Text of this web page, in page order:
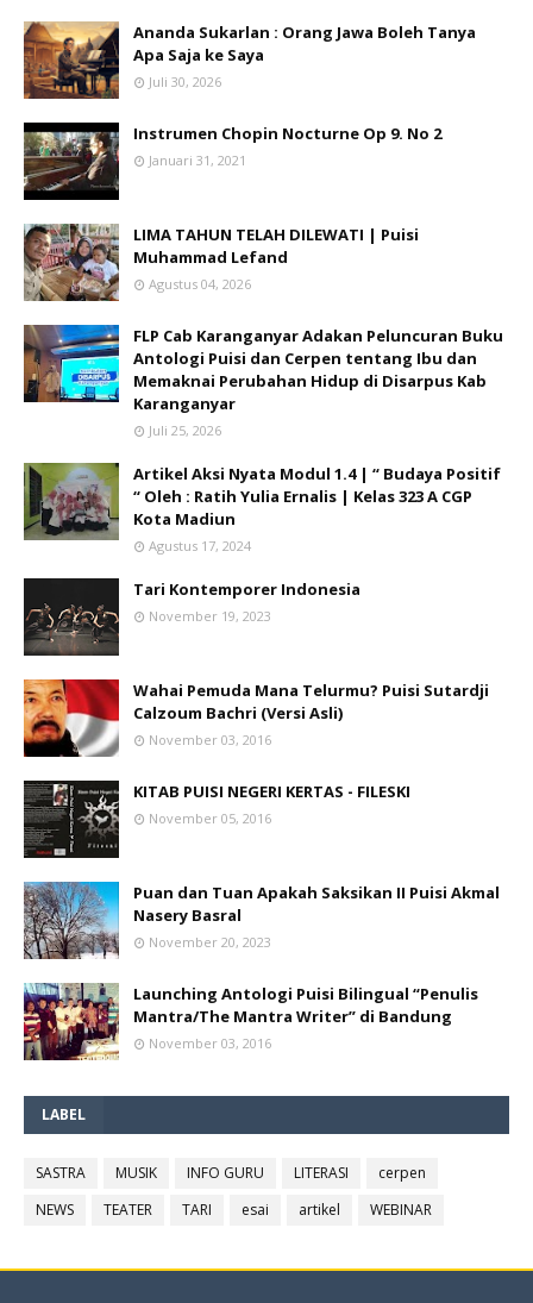
Ananda Sukarlan : Orang Jawa Boleh Tanya
Apa Saja ke Saya
Juli 30, 2026
Instrumen Chopin Nocturne Op 9. No 2
Januari 31, 2021
LIMA TAHUN TELAH DILEWATI | Puisi
Muhammad Lefand
Agustus 04, 2026
FLP Cab Karanganyar Adakan Peluncuran Buku
Antologi Puisi dan Cerpen tentang Ibu dan
Memaknai Perubahan Hidup di Disarpus Kab
Karanganyar
Juli 25, 2026
Artikel Aksi Nyata Modul 1.4 | “ Budaya Positif
“ Oleh : Ratih Yulia Ernalis | Kelas 323 A CGP
Kota Madiun
Agustus 17, 2024
Tari Kontemporer Indonesia
November 19, 2023
Wahai Pemuda Mana Telurmu? Puisi Sutardji
Calzoum Bachri (Versi Asli)
November 03, 2016
KITAB PUISI NEGERI KERTAS - FILESKI
November 05, 2016
Puan dan Tuan Apakah Saksikan II Puisi Akmal
Nasery Basral
November 20, 2023
Launching Antologi Puisi Bilingual “Penulis
Mantra/The Mantra Writer” di Bandung
November 03, 2016
LABEL
SASTRA MUSIK INFO GURU LITERASI
cerpen
NEWS
TEATER TARI esai artikel WEBINAR